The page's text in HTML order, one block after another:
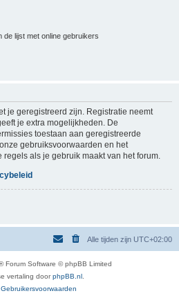
de lijst met online gebruikers
je geregistreerd zijn. Registratie neemt
je extra mogelijkheden. De
toestaan aan geregistreerde
gebruiksvoorwaarden en het
als je gebruik maakt van het forum.
Alle tijden zijn UTC+02:00
Forum Software © phpBB Limited
vertaling doorphpBB.nl
Gebruikersvoorwaarden